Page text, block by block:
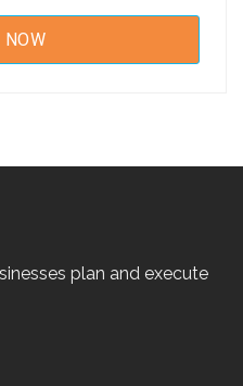
plan and execute